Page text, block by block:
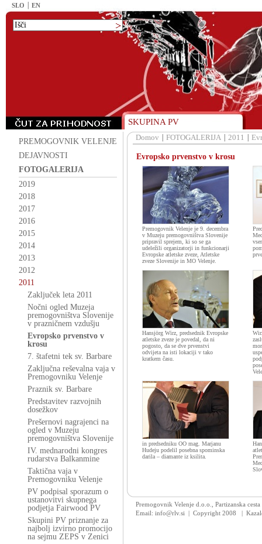
SLO EN
SKUPINA PV
PREMOGOVNIK VELENJE
DEJAVNOSTI
FOTOGALERIJA
2019
2018
2017
2016
2015
2014
2013
2012
2011
Zaključek leta 2011
Nočni ogled Muzeja
premogovništva Slovenije
v prazničnem vzdušju
Evropsko prvenstvo v
krosu
7. štafetni tek sv. Barbare
Zaključna reševalna vaja v
Premogovniku Velenje
Praznik sv. Barbare
Predstavitev razvojnih
dosežkov
Prešernovi nagrajenci na
ogled v Muzeju
premogovništva Slovenije
IV. mednarodni kongres
rudarstva Balkanmine
Taktična vaja v
Premogovniku Velenje
PV podpisal sporazum o
ustanovitvi skupnega
podjetja Fairwood PV
Skupini PV priznanje za
najbolj izvirno promocijo
na sejmu ZEPS v Zenici
Domov FOTOGALERIJA 2011
Evropsko prvenstvo v krosu
Premogovnik Velenje je 9. decembra
v Muzeju premogovništva Slovenije
pripravil sprejem, ki so se ga
udeležili organizatorji in funkcionarji
Evropske atletske zveze, Atletske
zveze Slovenije in MO Velenje.
Hansjörg Wirz, predsednik Evropske
atletske zveze je povedal, da ni
pogosto, da se dve prvenstvi
odvijeta na isti lokaciji v tako
kratkem času.
in predsedniku OO mag. Marjanu
Hudeju podelil posebna spominska
darila – diamante iz ksilita.
Premogovnik Velenje d.o.o., Partizanska
Email: info@rlv.si | Copyright 2008
|